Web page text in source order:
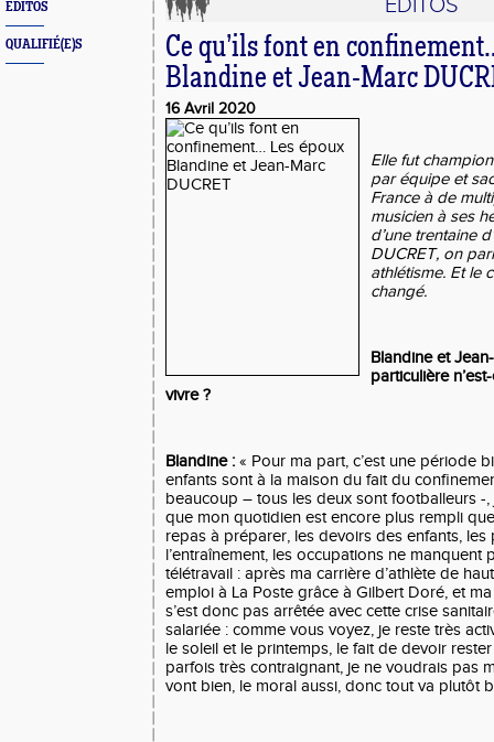
EDITOS
QUALIFIÉ(E)S
EDITOS
Ce qu’ils font en
Blandine et Jean-Marc
16 Avril 2020
Elle fut
par équipe et
France à de
musicien à ses
d’une trentaine
DUCRET, on
athlétisme. Et le
changé.
Blandine et
particulière
vivre ?
Blandine : « Pour ma part, c’est une période
enfants sont à la maison du fait du
beaucoup – tous les deux sont footballeurs -,
que mon quotidien est encore plus rempli
repas à préparer, les devoirs des enfants,
l’entraînement, les occupations ne manquent
télétravail : après ma carrière d’athlète de
emploi à La Poste grâce à Gilbert Doré, et
s’est donc pas arrêtée avec cette crise
salariée : comme vous voyez, je reste très
le soleil et le printemps, le fait de devoir
parfois très contraignant, je ne voudrais pas
vont bien, le moral aussi, donc tout va plutôt